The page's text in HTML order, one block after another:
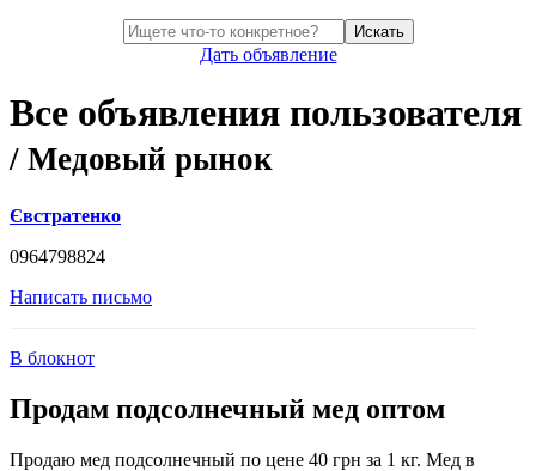
Искать
Дать объявление
Все объявления пользователя
/ Медовый рынок
Євстратенко
0964798824
Написать письмо
В блокнот
Продам подсолнечный мед оптом
Продаю мед подсолнечный по цене 40 грн за 1 кг. Мед в